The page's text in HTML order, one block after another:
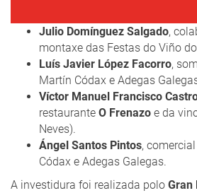
Julio Domínguez Salgado,
montaxe das Festas do Viño
Luís Javier López Facorro,
Martín Códax e Adegas
Víctor Manuel Francisco
restaurante O Frenazo e da
Neves).
Ángel Santos Pintos,
Códax e Adegas Galegas.
A investidura foi realizada polo Gran